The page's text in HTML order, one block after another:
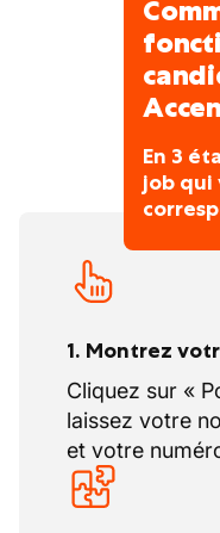
En 3
job qui
1. Montrez
Cliquez sur «
laissez votre
et votre